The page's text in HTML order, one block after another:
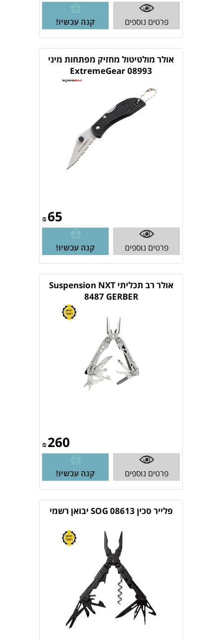
פרטים נוספים קנה עכשיו!
אולר מולטיטול מחזיק מפתחות מיני
ExtremeGear 08993
₪65
פרטים נוספים קנה עכשיו!
אולר רב תכליתי Suspension NXT
8487 GERBER
₪260
פרטים נוספים קנה עכשיו!
פלייר סכין SOG 08613 יבואן רשמי